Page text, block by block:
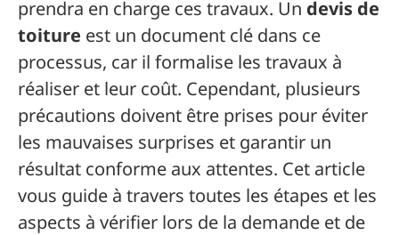
prendra en charge ces travaux. Un devis de
toiture est un document clé dans ce
processus, car il formalise les travaux à
réaliser et leur coût. Cependant, plusieurs
précautions doivent être prises pour éviter
les mauvaises surprises et garantir un
résultat conforme aux attentes. Cet article
vous guide à travers toutes les étapes et les
aspects à vérifier lors de la demande et de